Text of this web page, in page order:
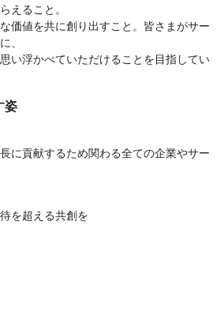
えること。
価値を共に創り出すこと。皆さまがサー
、
い浮かべていただけることを目指してい
姿
に貢献するため関わる全ての企業やサー
を超える共創を